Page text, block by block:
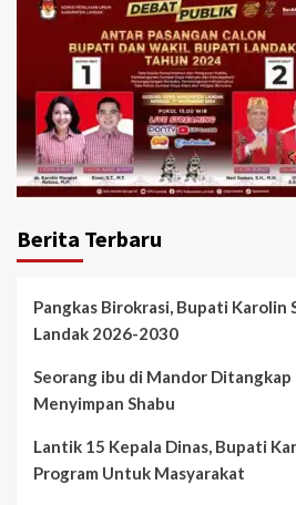
Berita Terbaru
Pangkas Birokrasi, Bupati Karolin
Landak 2026-2030
Seorang ibu di Mandor Ditangkap
Menyimpan Shabu
Lantik 15 Kepala Dinas, Bupati
Program Untuk Masyarakat